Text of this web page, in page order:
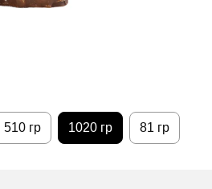
510 гр 1020 гр 81 гр